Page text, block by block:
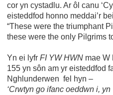
cor yn cystadlu. Ar ôl canu
eisteddfod honno meddai’r
“These were the triumphant
these were the only Pilgrims
Yn ei lyfr FI YW HWN mae W
155 yn sôn am yr eisteddfod
Nghlunderwen fel hyn –
‘Crwtyn go ifanc oeddwn i,